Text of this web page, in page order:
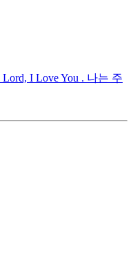
Lord, I Love You . 나는 주